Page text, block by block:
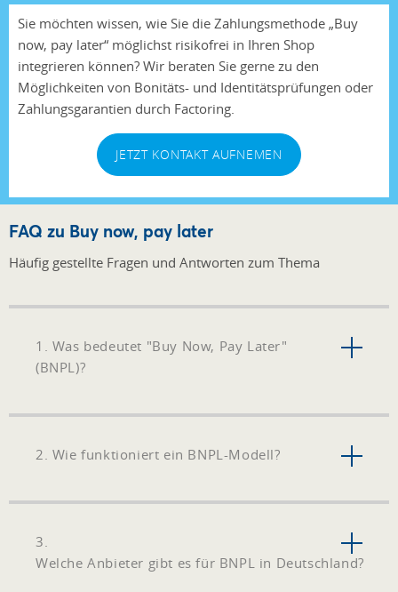
Sie möchten wissen, wie Sie die Zahlungsmethode „Buy
now, pay later“ möglichst risikofrei in Ihren Shop
integrieren können? Wir beraten Sie gerne zu den
Möglichkeiten von Bonitäts- und Identitätsprüfungen oder
Zahlungsgarantien durch Factoring.
JETZT KONTAKT AUFNEMEN
FAQ zu Buy now, pay later
Häufig gestellte Fragen und Antworten zum Thema
1. Was bedeutet "Buy Now, Pay Later"
(BNPL)?
2. Wie funktioniert ein BNPL-Modell?
3.
Welche Anbieter gibt es für BNPL in Deutschland?